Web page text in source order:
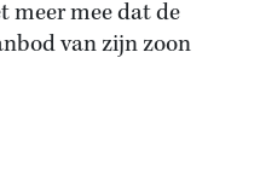
meer mee dat de
van zijn zoon